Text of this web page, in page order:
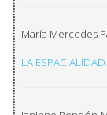
María Mercedes
LA